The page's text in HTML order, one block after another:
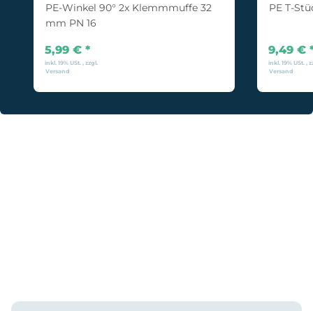
PE-Winkel 90° 2x Klemmmuffe 32
mm PN 16
5,99 € *
inkl. 19% USt. , zzgl.
Versand
PE T-
9,49 €
inkl. 19% USt. ,
Versand